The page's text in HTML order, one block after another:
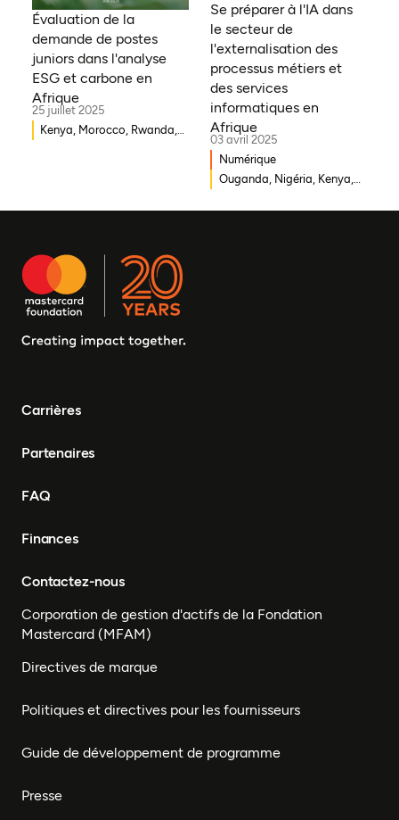
Morocco, Malawi, Tchad,
Syrie, Mali, Togo, Somalie
Évaluation de la
demande de postes
juniors dans l'analyse
ESG et carbone en
Afrique
25 juillet 2025
Kenya, Morocco, Rwanda,
du Congo, Malawi, Gambie,
d'Ivoire, Zambie, Syrie,
Tchad, Eswatini, Zimbabwe,
Tanzanie, Sud Soudan,
Afrique du Sud, Guinée-
Bénin, Togo
Se préparer à l'IA dans
le secteur de
l'externalisation des
processus métiers et
des services
informatiques en
Afrique
03 avril 2025
Numérique
Ouganda, Nigéria, Kenya,
Carrières
Partenaires
FAQ
Finances
Contactez-nous
Corporation de gestion d'actifs de la Fondation
Mastercard (MFAM)
Directives de marque
Politiques et directives pour les fournisseurs
Guide de développement de programme
Presse